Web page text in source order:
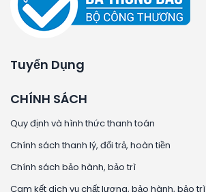
Tuyển Dụng
CHÍNH SÁCH
Quy định và hình thức thanh toán
Chính sách thanh lý, đổi trả, hoàn tiền
Chính sách bảo hành, bảo trì
Cam kết dịch vụ chất lượng, bảo hành, bảo trì